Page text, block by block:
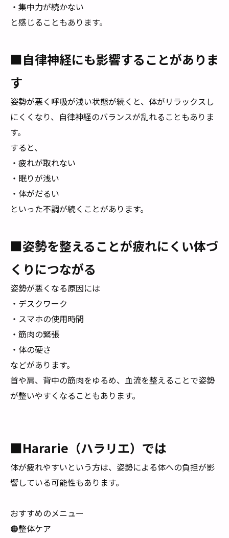
・集中力が続かない
と感じることもあります。
■自律神経にも影響することがありま
す
姿勢が悪く呼吸が浅い状態が続くと、体がリラックスし
にくくなり、自律神経のバランスが乱れることもありま
す。
すると、
・疲れが取れない
・眠りが浅い
・体がだるい
といった不調が続くことがあります。
■姿勢を整えることが疲れにくい体づ
くりにつながる
姿勢が悪くなる原因には
・デスクワーク
・スマホの使用時間
・筋肉の緊張
・体の硬さ
などがあります。
首や肩、背中の筋肉をゆるめ、血流を整えることで姿勢
が整いやすくなることもあります。
■Hararie（ハラリエ）では
体が疲れやすいという方は、姿勢による体への負担が影
響している可能性もあります。
おすすめのメニュー
🟠整体ケア